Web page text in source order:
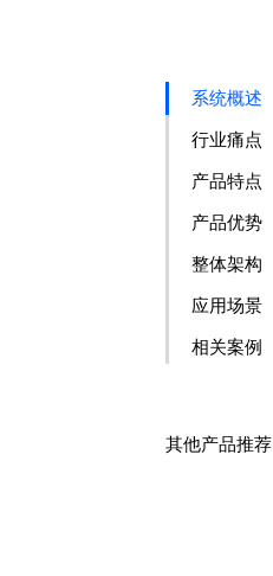
系统概述
行业痛点
产品特点
产品优势
整体架构
应用场景
相关案例
其他产品推荐